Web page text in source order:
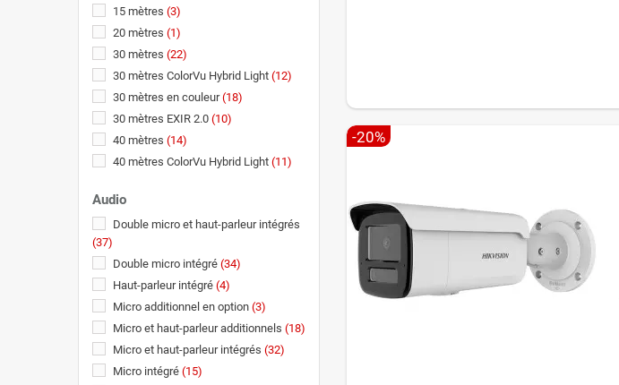
-20%
15 mètres (3)
20 mètres (1)
30 mètres (22)
30 mètres ColorVu Hybrid Light (12)
30 mètres en couleur(18)
30 mètres EXIR 2.0 (10)
40 mètres (14)
40 mètres ColorVu Hybrid Light (11)
40 mètres EXIR 2.0
50 mètres(3)
60 mètres(7)
60 mètres ColorVu Hybrid Light
60 mètres en couleur(1)
60 mètres EXIR 2.0(8)
80 mètres(2)
80 mètres ColorVu Hybrid Light
Audio
Double micro et haut-parleur intégrés
(37)
Double micro intégré (34)
Haut-parleur intégré (4)
Micro additionnel en option (3)
Micro et haut-parleur additionnels (18)
Micro et haut-parleur intégrés (32)
Micro intégré (15)